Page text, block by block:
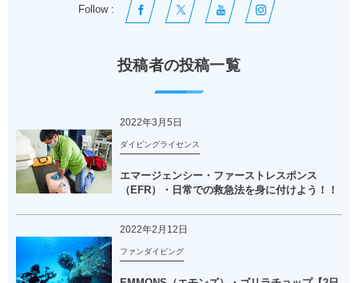
Follow :
投稿者の投稿一覧
2022年3月5日
ダイビングライセンス
エマージェンシー・ファーストレスポンス
（EFR）・日常での救急法を身に付けよう！！
2022年2月12日
ファンダイビング